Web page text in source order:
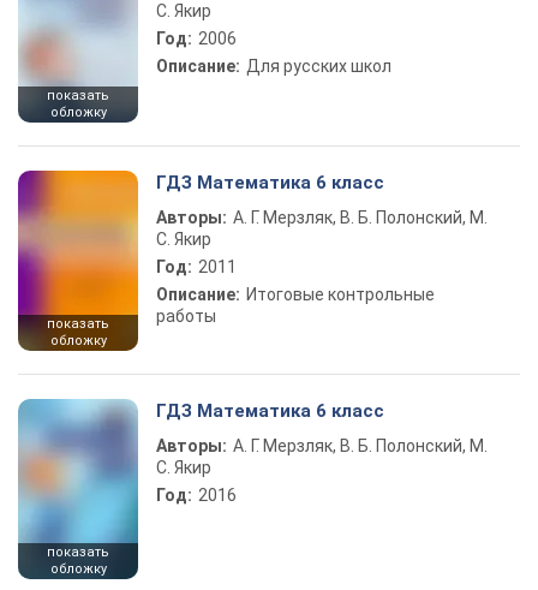
показать
обложку
С. Якир
Год: 2006
Описание: Для русских школ
показать
обложку
ГДЗ Математика 6 класс
Авторы: А. Г. Мерзляк, В. Б. Полонский, М.
С. Якир
Год: 2011
Описание: Итоговые контрольные
работы
показать
обложку
ГДЗ Математика 6 класс
Авторы: А. Г. Мерзляк, В. Б. Полонский, М.
С. Якир
Год: 2016